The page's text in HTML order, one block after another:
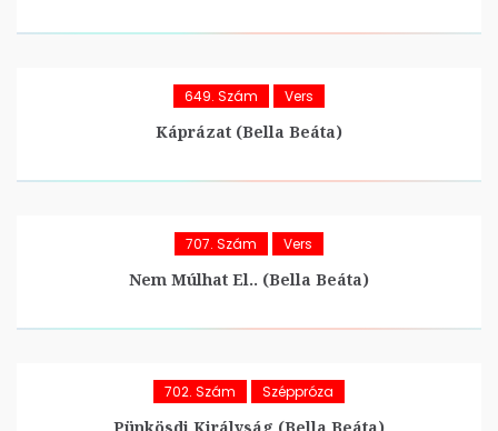
649. Szám Vers
Káprázat (Bella Beáta)
707. Szám Vers
Nem Múlhat El.. (Bella Beáta)
702. Szám Széppróza